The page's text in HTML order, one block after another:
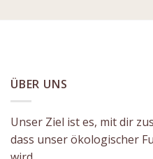
ÜBER UNS
Unser Ziel ist es, mit dir
dass unser ökologischer